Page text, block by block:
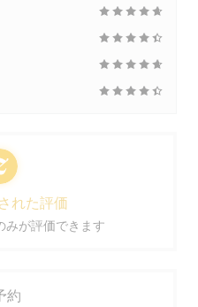
れた評価
みが評価できます
約